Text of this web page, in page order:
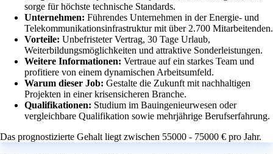
sorge für höchste technische Standards.
Unternehmen: Führendes Unternehmen in der Energie- und
Telekommunikationsinfrastruktur mit über 2.700 Mitarbeitenden.
Vorteile: Unbefristeter Vertrag, 30 Tage Urlaub,
Weiterbildungsmöglichkeiten und attraktive Sonderleistungen.
Weitere Informationen: Vertraue auf ein starkes Team und
profitiere von einem dynamischen Arbeitsumfeld.
Warum dieser Job: Gestalte die Zukunft mit nachhaltigen
Projekten in einer krisensicheren Branche.
Qualifikationen: Studium im Bauingenieurwesen oder
vergleichbare Qualifikation sowie mehrjährige Berufserfahrung.
Das prognostizierte Gehalt liegt zwischen 55000 - 75000 € pro Jahr.